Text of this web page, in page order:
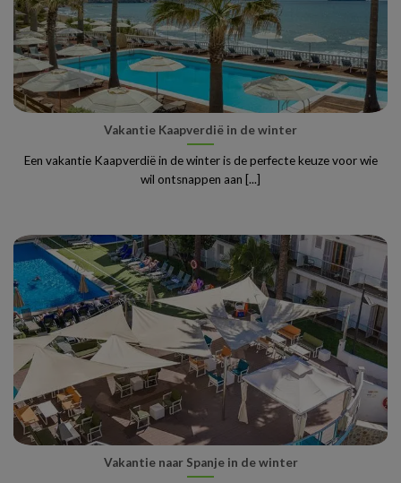
Vakantie Kaapverdië in de winter
Een vakantie Kaapverdië in de winter is de perfecte keuze voor wie
wil ontsnappen aan [...]
Vakantie naar Spanje in de winter